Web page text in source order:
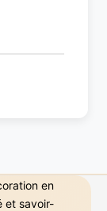
en
et savoir-